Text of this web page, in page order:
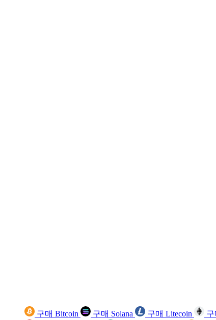
구매 Bitcoin 구매 Solana 구매 Litecoin 구